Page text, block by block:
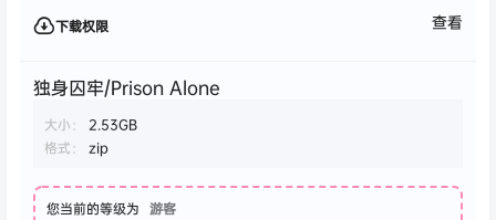
下载权限 查看
独身囚牢/Prison Alone
大小：
2.53GB
格式：
zip
您当前的等级为 游客